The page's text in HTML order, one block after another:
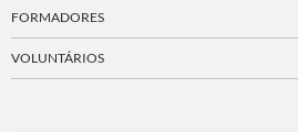
FORMADORES
VOLUNTÁRIOS